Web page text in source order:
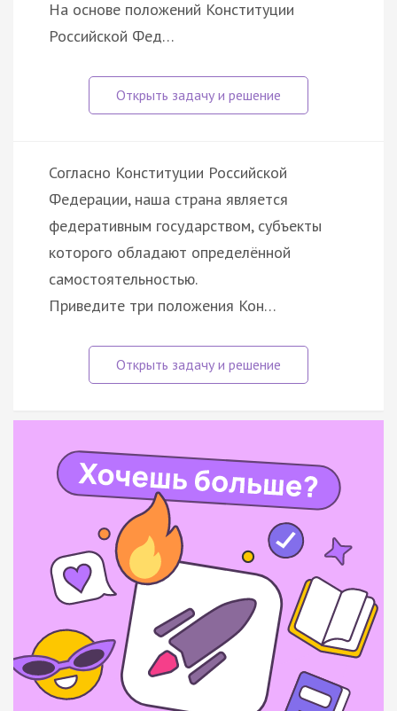
На основе положений Конституции
Российской Фед…
Согласно Конституции Российской
Федерации, наша страна является
федеративным государством, субъекты
которого обладают определённой
самостоятельностью.
Приведите три положения Кон…